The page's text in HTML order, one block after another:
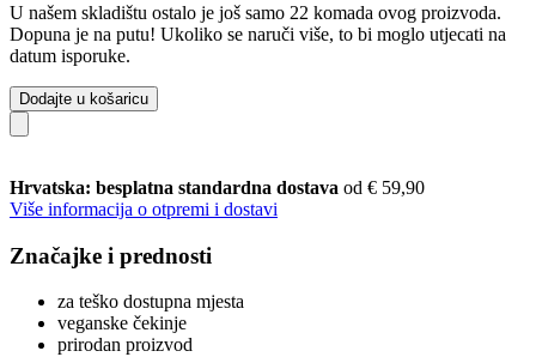
U našem skladištu ostalo je još samo 22 komada ovog proizvoda.
Dopuna je na putu! Ukoliko se naruči više, to bi moglo utjecati na
datum isporuke.
Dodajte u košaricu
Hrvatska: besplatna standardna dostava od € 59,90
Više informacija o otpremi i dostavi
Značajke i prednosti
za teško dostupna mjesta
veganske čekinje
prirodan proizvod